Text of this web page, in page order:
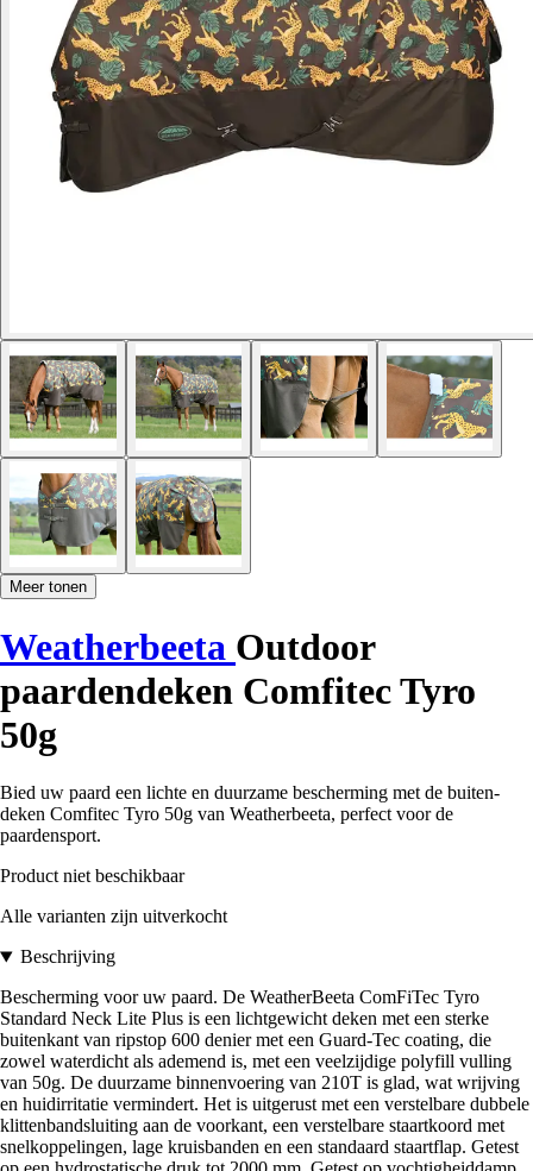
Meer tonen
Weatherbeeta Outdoor
paardendeken Comfitec Tyro
50g
Bied uw paard een lichte en duurzame bescherming met de buiten-
deken Comfitec Tyro 50g van Weatherbeeta, perfect voor de
paardensport.
Product niet beschikbaar
Alle varianten zijn uitverkocht
Beschrijving
Bescherming voor uw paard. De WeatherBeeta ComFiTec Tyro
Standard Neck Lite Plus is een lichtgewicht deken met een sterke
buitenkant van ripstop 600 denier met een Guard-Tec coating, die
zowel waterdicht als ademend is, met een veelzijdige polyfill vulling
van 50g. De duurzame binnenvoering van 210T is glad, wat wrijving
en huidirritatie vermindert. Het is uitgerust met een verstelbare dubbele
klittenbandsluiting aan de voorkant, een verstelbare staartkoord met
snelkoppelingen, lage kruisbanden en een standaard staartflap. Getest